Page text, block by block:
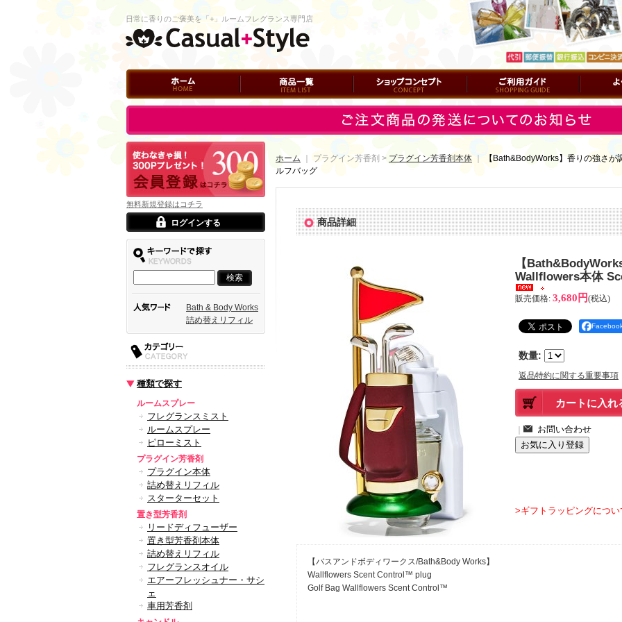
ホーム 商品一覧 ショップコンセプト ご利用ガイド よくある
日常に香りのご褒美を「+」ルームフレグランス専門店
ログイン
無料新規登録はコチラ
ログインする
Bath & Body Works
詰め替えリフィル
種類で探す
ルームスプレー
フレグランスミスト
ルームスプレー
ピローミスト
プラグイン芳香剤
プラグイン本体
詰め替えリフィル
スターターセット
置き型芳香剤
リードディフューザー
置き型芳香剤本体
詰め替えリフィル
フレグランスオイル
エアーフレッシュナー・サシ
ェ
車用芳香剤
ホーム ｜ プラグイン芳香剤 > プラグイン芳香剤本体
【Bath&BodyWorks】香りの強さ
ルフバッグ
商品詳細
【
Wallflowers本体
販売価格: 3,680円(税込)
数量:
返品特約に関する重要事項
>ギフトラッピングについ
【バスアンドボディワークス/Bath&Body Works】
Wallflowers Scent Control™ plug
Golf Bag Wallflowers Scent Control™